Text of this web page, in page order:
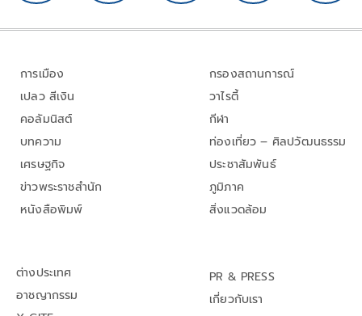
การเมือง
เปลว สีเงิน
คอลัมนิสต์
บทความ
เศรษฐกิจ
ข่าวพระราชสำนัก
หนังสือพิมพ์
กรองสถานการณ์
วาไรตี้
กีฬา
ท่องเที่ยว – ศิลปวัฒนธรรม
ประชาสัมพันธ์
ภูมิภาค
สิ่งแวดล้อม
ต่างประเทศ
อาชญากรรม
PR & PRESS
เกี่ยวกับเรา